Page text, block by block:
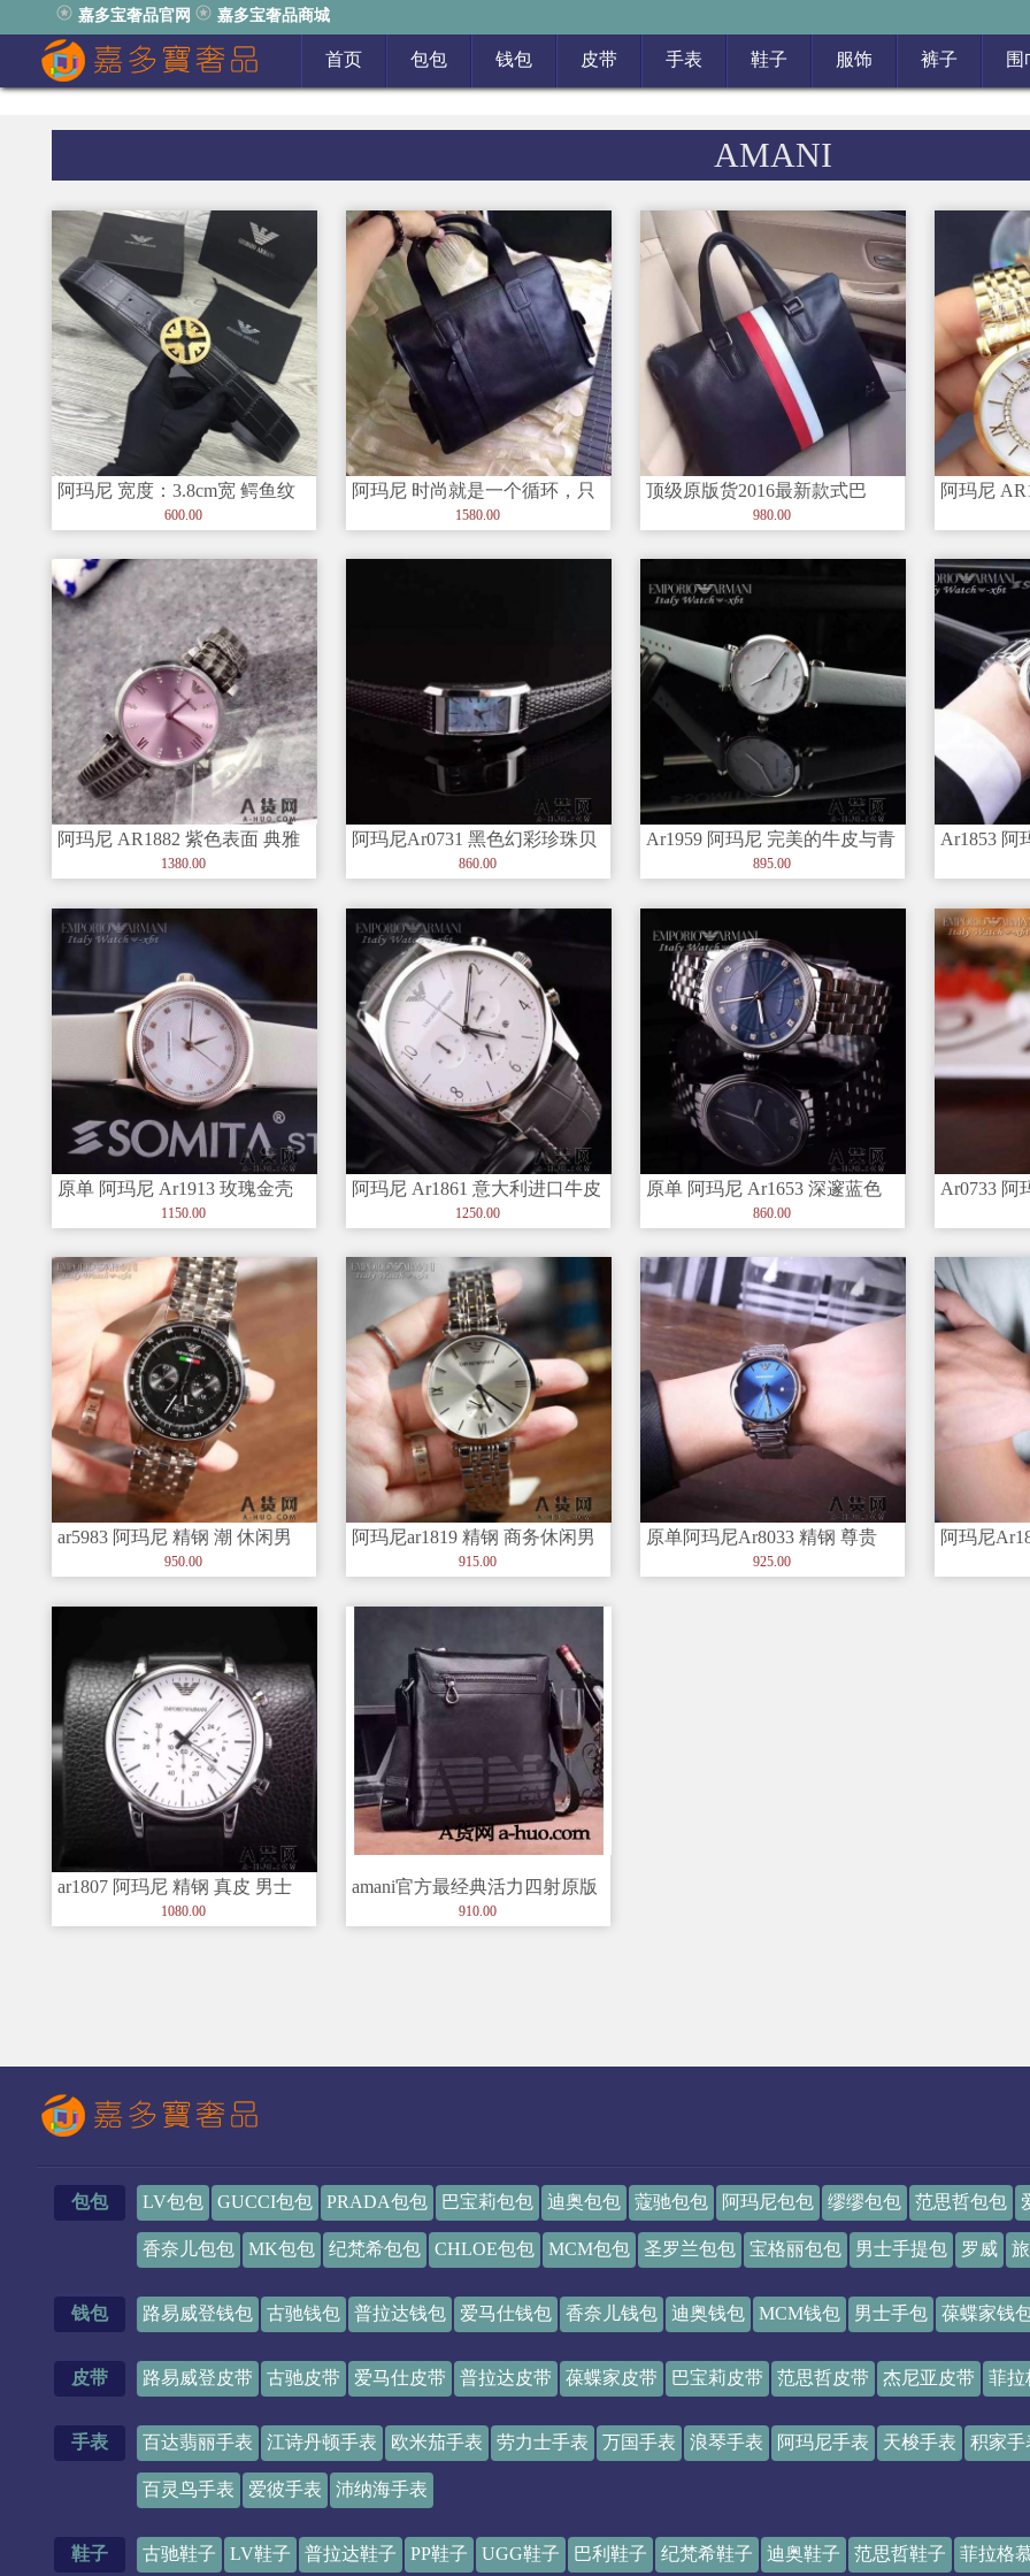
嘉多宝奢品官网 嘉多宝奢品商城
首页 包包 钱包 皮带 手表 鞋子 服饰 裤子 围
AMANI
阿玛尼 宽度：3.8cm宽 鳄鱼纹
皮带，迎合商务风格，上身
600.00
阿玛尼 时尚就是一个循环，只
有经典才是永恒的，一直演译
1580.00
顶级原版货2016最新款式巴
【阿玛泥】? 新款火爆出货拉
980.00
阿玛尼
机芯 精钢
阿玛尼 AR1882 紫色表面 典雅
气质 女士手表1380.00
阿玛尼Ar0731 黑色幻彩珍珠贝
壳母面 完美弧线方形女性腕表
860.00
Ar1959 阿玛尼 完美的牛皮与青
绿的贝壳面形成奢华的女性手
895.00
Ar1853 阿
不锈精钢
原单 阿玛尼 Ar1913 玫瑰金壳
与白面 女性手表首选
1150.00
阿玛尼 Ar1861 意大利进口牛皮
高档商务休闲男士腕表
1250.00
原单 阿玛尼 Ar1653 深邃蓝色
迷人之感 女士首选 手表
860.00
Ar0733 阿
ar5983 阿玛尼 精钢 潮 休闲男
950.00
阿玛尼ar1819 精钢 商务休闲男
915.00
原单阿玛尼Ar8033 精钢 尊贵
925.00
阿玛尼
ar1807 阿玛尼 精钢 真皮 男士
1080.00
amani官方最经典活力四射原版
头层牛皮克色男包
910.00
包包 LV包包 GUCCI包包 PRADA包包 巴宝莉包包 迪奥包包 蔻驰包包 阿玛尼包包 缪缪包包 范思哲包包
香奈儿包包 MK包包 纪梵希包包 CHLOE包包 MCM包包 圣罗兰包包 宝格丽包包 男士手提包 罗威
钱包 路易威登钱包 古驰钱包 普拉达钱包 爱马仕钱包 香奈儿钱包 迪奥钱包 MCM钱包 男士手包 葆蝶家钱
皮带 路易威登皮带 古驰皮带 爱马仕皮带 普拉达皮带 葆蝶家皮带 巴宝莉皮带 范思哲皮带 杰尼亚皮带 菲拉
手表 百达翡丽手表 江诗丹顿手表 欧米茄手表 劳力士手表 万国手表 浪琴手表 阿玛尼手表 天梭手表 积家手
百灵鸟手表 爱彼手表 沛纳海手表
鞋子 古驰鞋子 LV鞋子 普拉达鞋子 PP鞋子 UGG鞋子 巴利鞋子 纪梵希鞋子 迪奥鞋子 范思哲鞋子 菲拉格